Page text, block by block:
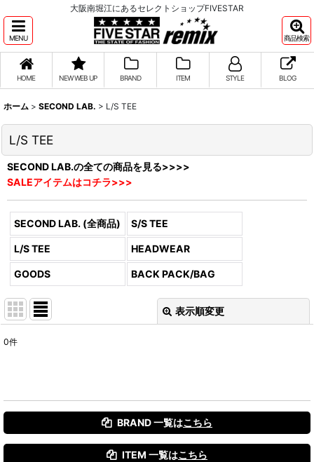
大阪南堀江にあるセレクトショップFIVESTAR
MENU 商品検索
HOME NEW WEB UP BRAND ITEM STYLE BLOG
ホーム > SECOND LAB. > L/S TEE
L/S TEE
SECOND LAB.の全ての商品を見る>>>>
SALEアイテムはコチラ>>>
SECOND LAB. (全商品) S/S TEE
L/S TEE HEADWEAR
GOODS BACK PACK/BAG
表示順変更
絞り込む
0件
BRAND 一覧はこちら
ITEM 一覧はこちら